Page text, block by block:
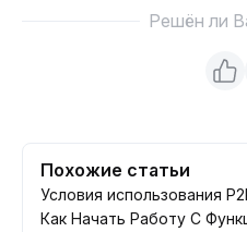
Решён ли
Похожие статьи
Условия использования
Как Начать Работу С